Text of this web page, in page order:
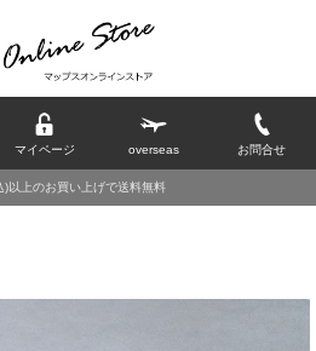
マイページ overseas お問合せ
)以上のお買い上げで送料無料